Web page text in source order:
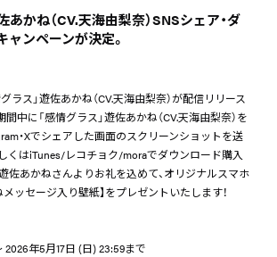
あかね（CV.天海由梨奈）SNSシェア・ダ
ャンペーンが決定。
ラス」遊佐あかね（CV.天海由梨奈）が配信リリース
中に「感情グラス」遊佐あかね（CV.天海由梨奈）を
・Xでシェアした画面のスクリーンショットを送
くはiTunes/レコチョク/moraでダウンロード購入
佐あかねさんよりお礼を込めて、オリジナルスマホ
ッセージ入り壁紙】をプレゼントいたします！
年5月17日 (日) 23:59まで